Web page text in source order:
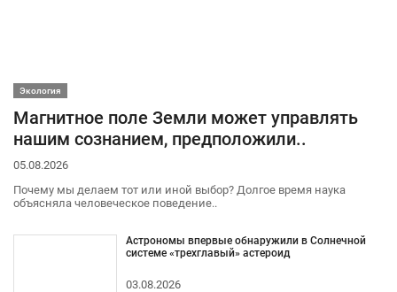
Экология
Магнитное поле Земли может управлять
нашим сознанием, предположили..
05.08.2026
Почему мы делаем тот или иной выбор? Долгое время наука
объясняла человеческое поведение..
Астрономы впервые обнаружили в Солнечной
системе «трехглавый» астероид
03.08.2026